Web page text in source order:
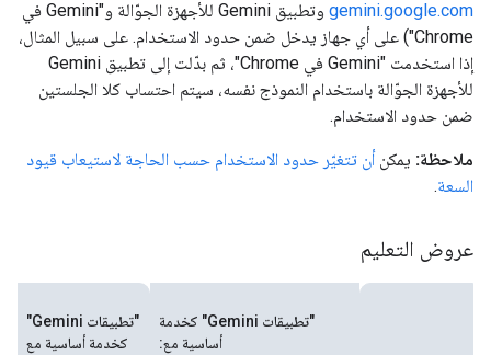
gemini.google.com
وتطبيق Gemini للأجهزة الجوّالة و"Gemini في
Chrome") على أي جهاز يدخل ضمن حدود الاستخدام. على سبيل المثال،
إذا استخدمت "Gemini في Chrome"، ثم بدّلت إلى تطبيق Gemini
للأجهزة الجوّالة باستخدام النموذج نفسه، سيتم احتساب كلا الجلستين
ضمن حدود الاستخدام.
ملاحظة: يمكنأن تتغيّر حدود الاستخدام حسب الحاجة لاستيعاب قيود
السعة.
عروض التعليم
"تطبيقات Gemini" كخدمة
أساسية مع:
"تطبيقات Gemini"
كخدمة أساسية مع